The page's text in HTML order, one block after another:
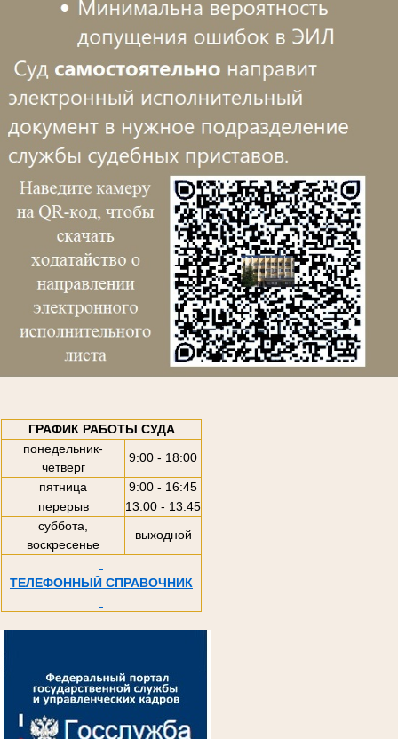
ГРАФИК РАБОТЫ СУДА
понедельник-
четверг
9:00 - 18:00
пятница
9:00 - 16:45
перерыв
13:00 - 13:45
суббота,
воскресенье
выходной
ТЕЛЕФОННЫЙ СПРАВОЧНИК